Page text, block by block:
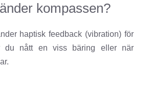
kompassen?
haptisk feedback (vibration) för
du nått en viss bäring eller när